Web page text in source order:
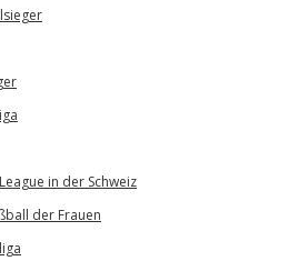
in der Schweiz
der Frauen